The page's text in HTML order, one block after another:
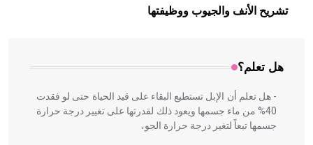
تشريح الأنف والجيوب ووظيفتها
هل تعلم؟
بالعمارة الإسلامية في بلاد الشام ومصر خاصة، حيث يحرص
المعمار على بناء مداميكه وخاصة في الواجهات
- هل تعلم أن الإبل تستطيع البقاء على قيد الحياة حتى لو فقدت
40% من ماء جسمها ويعود ذلك لقدرتها على تغيير درجة حرارة
جسمها تبعاً لتغير درجة حرارة الجو،